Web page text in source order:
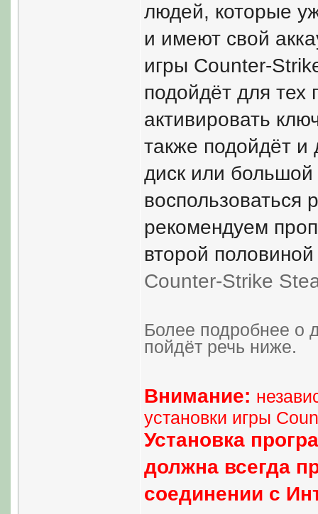
людей, которые
и имеют свой
игры Counter-
подойдёт для тех
активировать
также подойдёт и
диск или
воспользоваться
рекомендуем
второй
Counter-Strike
Более подробнее о
пойдёт речь ниже.
Внимание:
установки игры
Установка
должна всегда
соединении с